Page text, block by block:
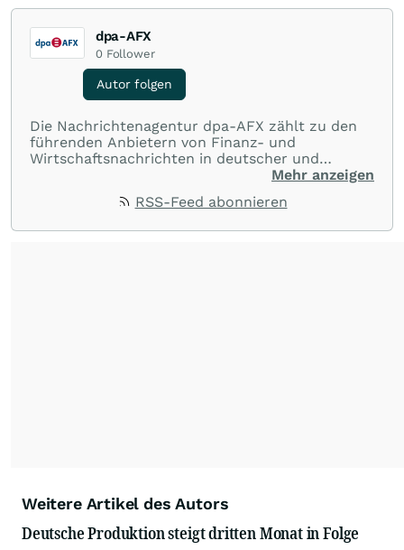
dpa-AFX
0 Follower
Autor folgen
Die Nachrichtenagentur dpa-AFX zählt zu den
führenden Anbietern von Finanz- und
Wirtschaftsnachrichten in deutscher und
englischer Sprache. Gestützt auf ein
dpa-AFX unabhängig, zuverlässig und schnell
Mehr anzeigen
RSS-Feed abonnieren
Weitere Artikel des Autors
Deutsche Produktion steigt dritten Monat in Folge